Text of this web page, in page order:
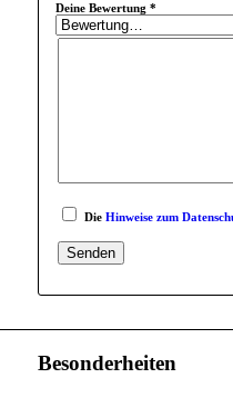
Deine Bewertung *
Die Hinweise zum
Besonderheiten